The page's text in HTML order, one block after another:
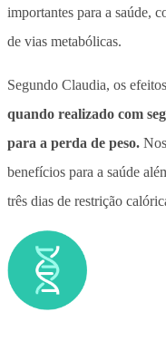
importantes para a saúde,
de vias metabólicas.
Segundo Claudia, os
quando realizado com
para a perda de peso.
benefícios para a saúde
três dias de restrição